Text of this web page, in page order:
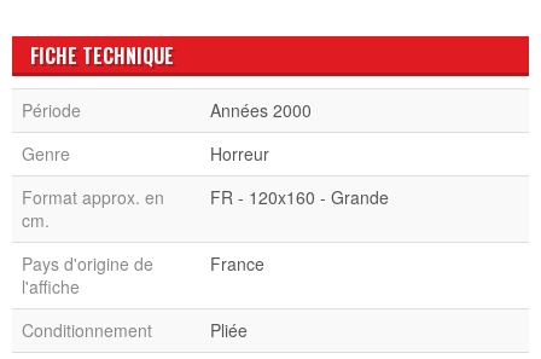
FICHE TECHNIQUE
Période
Années 2000
Genre
Horreur
Format approx. en
cm.
FR - 120x160 - Grande
Pays d'origine de
l'affiche
France
Conditionnement
Pliée